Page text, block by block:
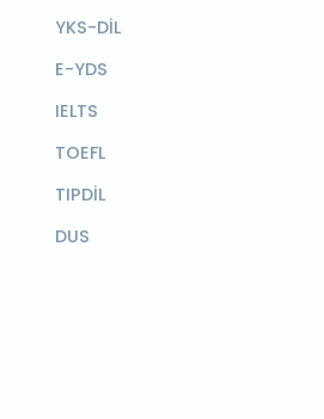
YKS-DİL
E-YDS
IELTS
TOEFL
TIPDİL
DUS